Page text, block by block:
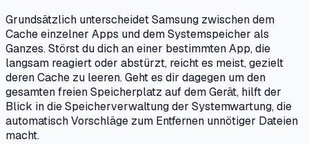
Grundsätzlich unterscheidet Samsung zwischen dem
Cache einzelner Apps und dem Systemspeicher als
Ganzes. Störst du dich an einer bestimmten App, die
langsam reagiert oder abstürzt, reicht es meist, gezielt
deren Cache zu leeren. Geht es dir dagegen um den
gesamten freien Speicherplatz auf dem Gerät, hilft der
Blick in die Speicherverwaltung der Systemwartung, die
automatisch Vorschläge zum Entfernen unnötiger Dateien
macht.